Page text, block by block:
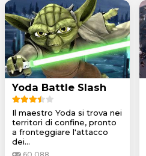
Yoda Battle Slash
Il maestro Yoda si trova nei
territori di confine, pronto
a fronteggiare l'attacco
dei...